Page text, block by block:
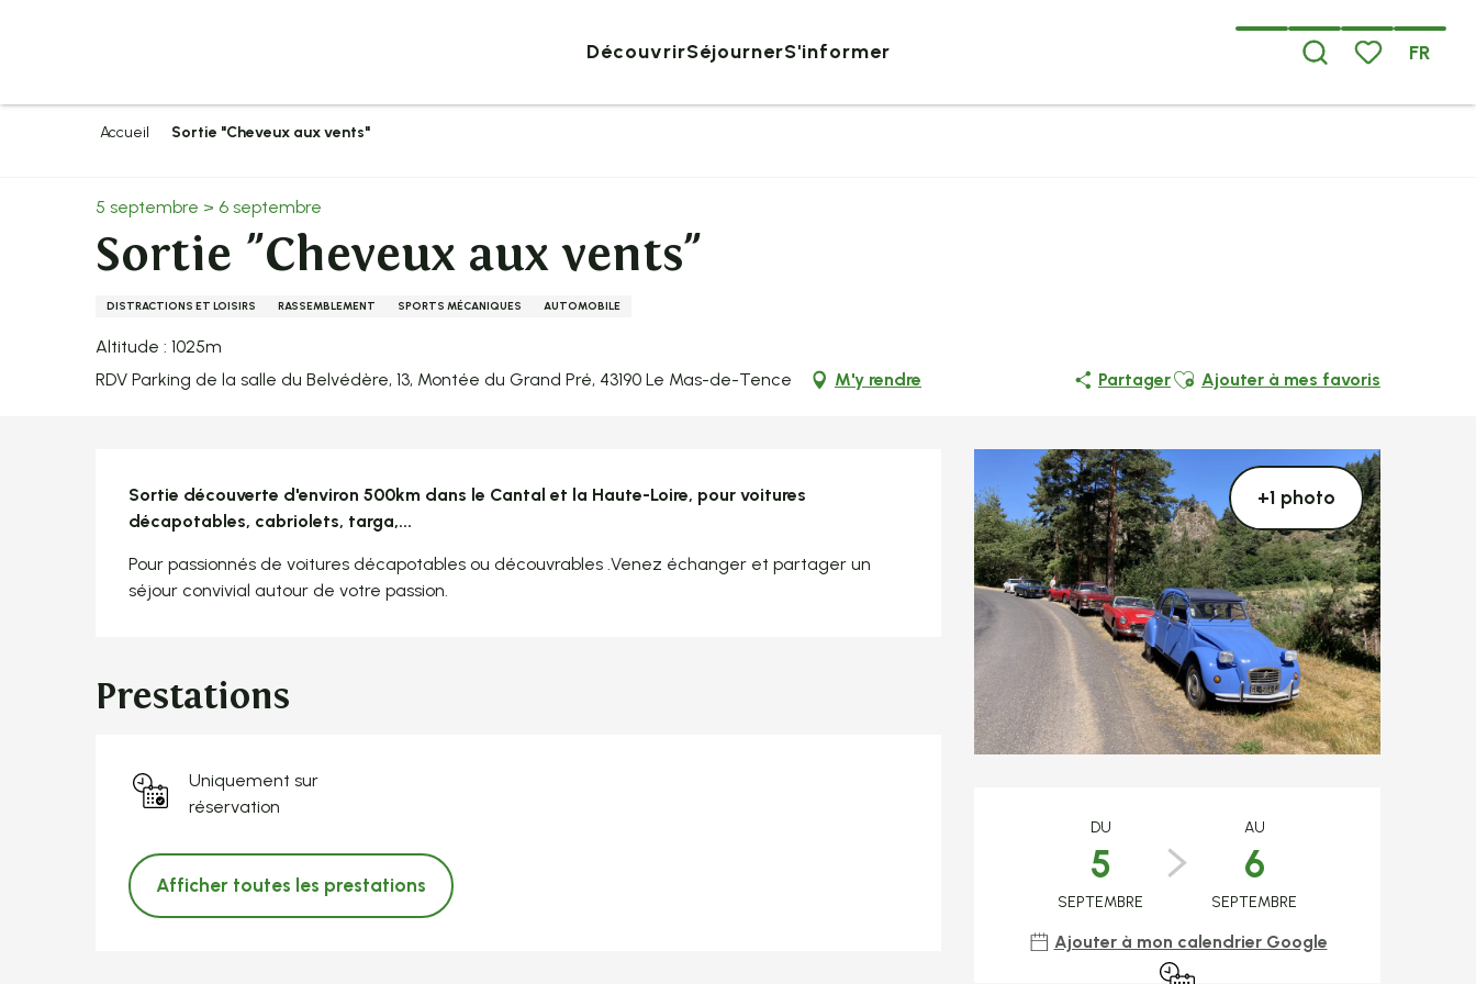
FR
DécouvrirSéjournerS'informer
Accueil Sortie "Cheveux aux vents"
5 septembre > 6 septembre
Sortie "Cheveux aux vents"
DISTRACTIONS ET LOISIRS RASSEMBLEMENT SPORTS MÉCANIQUES AUTOMOBILE
Altitude : 1025m
RDV Parking de la salle du Belvédère, 13, Montée du Grand Pré, 43190 Le Mas-de-Tence
M'y rendre PartagerAjouter aux favoris
Ajouter à mes favoris
+1 photo
Ouverture et
DU
5
SEPTEMBRE
AU
6
SEPTEMBRE
Ajouter à mon calendrier Google
Uniquement sur réservation
Description
Sortie découverte d'environ 500km dans le Cantal et la Haute-Loire, pour voitures
décapotables, cabriolets, targa,...
Pour passionnés de voitures décapotables ou découvrables .Venez échanger et partager un
séjour convivial autour de votre passion.
Prestations
Uniquement sur
réservation
Afficher toutes les prestations